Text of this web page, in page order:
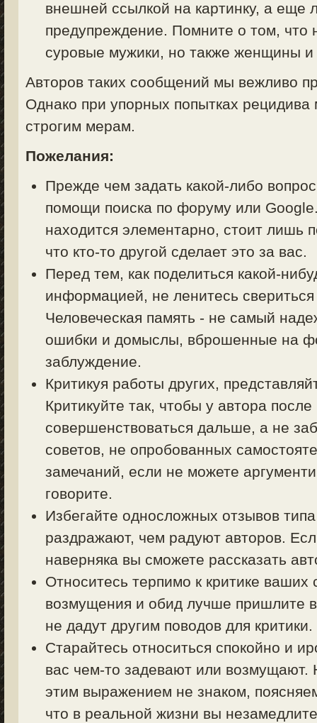
внешней ссылкой на картинку, а еще
предупреждение. Помните о том, что
суровые мужики, но также женщины и
Авторов таких сообщений мы вежливо
Однако при упорных попытках
строгим мерам.
Пожелания:
Прежде чем задать какой-либо
помощи поиска по форуму или
находится элементарно, стоит лишь
что кто-то другой сделает это за вас.
Перед тем, как поделиться какой-
информацией, не ленитесь
Человеческая память - не самый
ошибки и домыслы, вброшенные на
заблуждение.
Критикуя работы других,
Критикуйте так, чтобы у автора
совершенствоваться дальше, а не
советов, не опробованных
замечаний, если не можете
говорите.
Избегайте односложных отзывов
раздражают, чем радуют авторов.
наверняка вы сможете рассказать
Относитесь терпимо к критике
возмущения и обид лучше пришлите
не дадут другим поводов для критики.
Старайтесь относиться спокойно и
вас чем-то задевают или возмущают.
этим выражением не знаком,
что в реальной жизни вы